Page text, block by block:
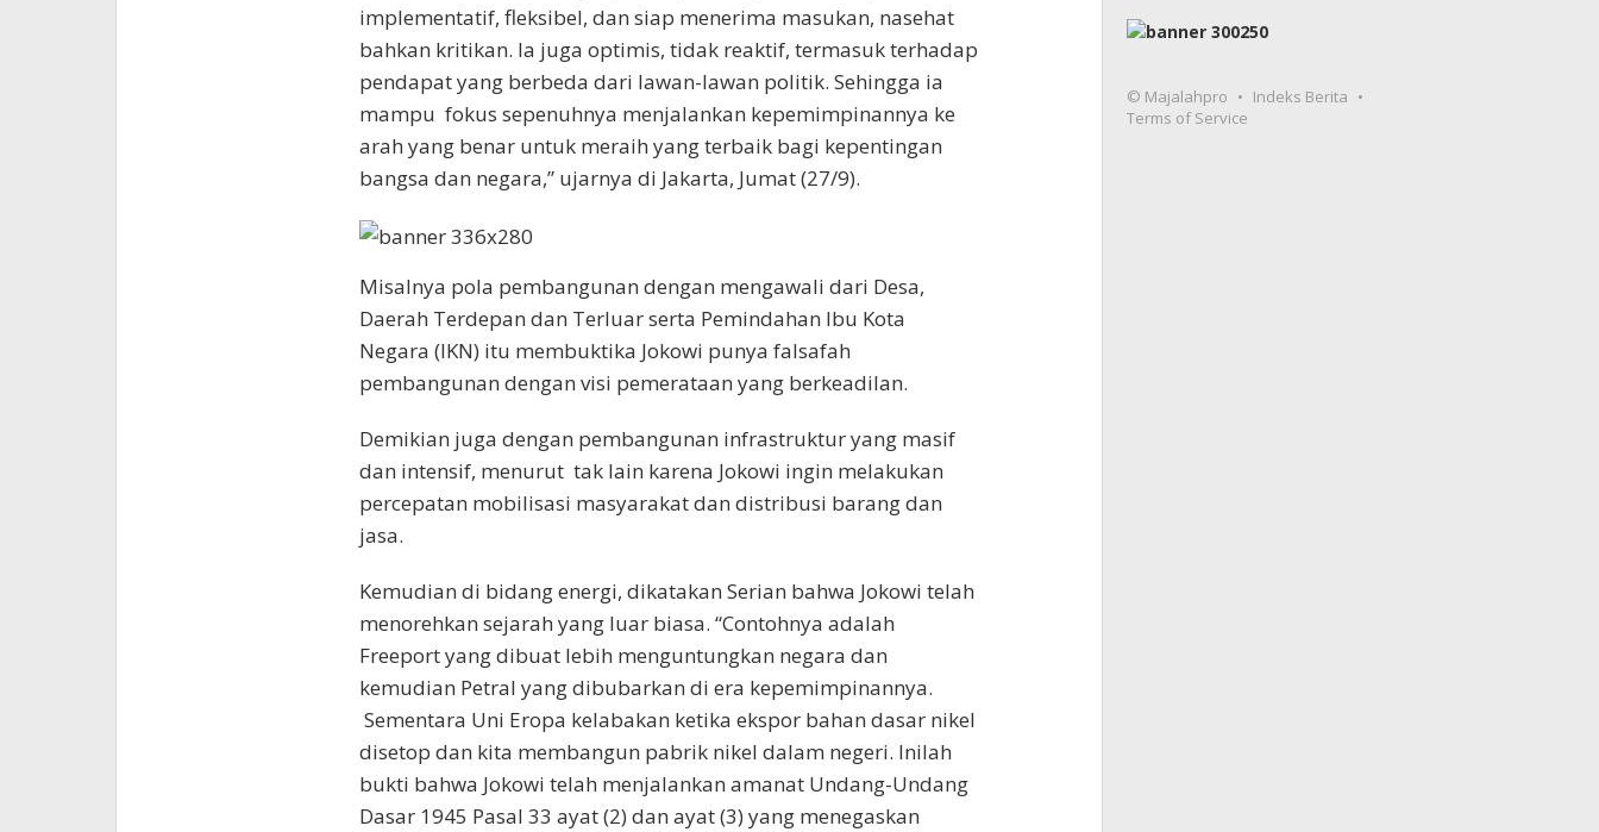
implementatif, fleksibel, dan siap menerima masukan, nasehat
bahkan kritikan. Ia juga optimis, tidak reaktif, termasuk terhadap
pendapat yang berbeda dari lawan-lawan politik. Sehingga ia
mampu fokus sepenuhnya menjalankan kepemimpinannya ke
arah yang benar untuk meraih yang terbaik bagi kepentingan
bangsa dan negara,” ujarnya di Jakarta, Jumat (27/9).
Misalnya pola pembangunan dengan mengawali dari Desa,
Daerah Terdepan dan Terluar serta Pemindahan Ibu Kota
Negara (IKN) itu membuktika Jokowi punya falsafah
pembangunan dengan visi pemerataan yang berkeadilan.
Demikian juga dengan pembangunan infrastruktur yang masif
dan intensif, menurut tak lain karena Jokowi ingin melakukan
percepatan mobilisasi masyarakat dan distribusi barang dan
jasa.
Kemudian di bidang energi, dikatakan Serian bahwa Jokowi telah
menorehkan sejarah yang luar biasa. “Contohnya adalah
Freeport yang dibuat lebih menguntungkan negara dan
kemudian Petral yang dibubarkan di era kepemimpinannya.
Sementara Uni Eropa kelabakan ketika ekspor bahan dasar nikel
disetop dan kita membangun pabrik nikel dalam negeri. Inilah
bukti bahwa Jokowi telah menjalankan amanat Undang-Undang
Dasar 1945 Pasal 33 ayat (2) dan ayat (3) yang menegaskan
© Majalahpro
Indeks Berita
Terms of Service